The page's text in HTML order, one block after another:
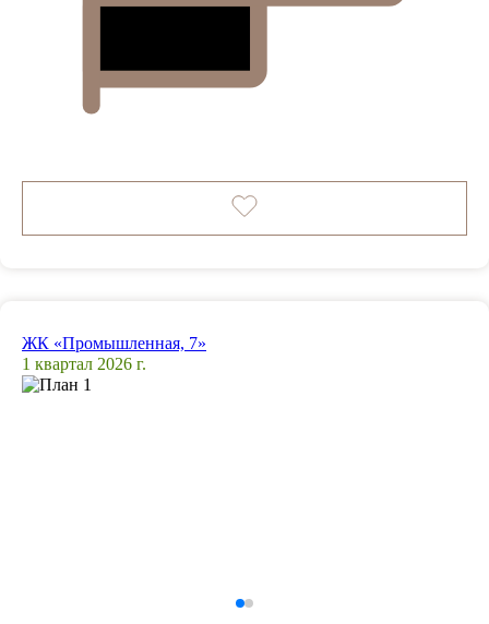
ЖК «Промышленная, 7»
1 квартал 2026 г.